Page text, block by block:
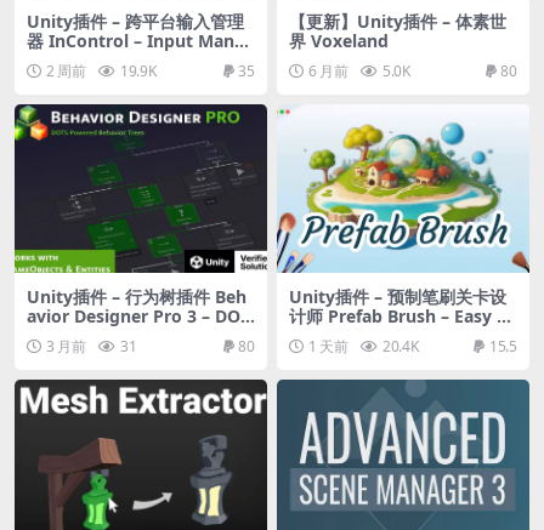
Unity插件 – 跨平台输入管理
器 InControl – Input Manag
er 2 周前 19.9K 35
【更新】Unity插件 – 体素世
界 Voxeland
6 月前 5.0K 80
Unity插件 – 行为树插件 Beh
avior Designer Pro 3 – DOT
S Powered Behavior Trees
3 月前 31 80
Unity插件 – 预制笔刷关卡设
计师 Prefab Brush – Easy O
bject Placement Tool Level
Designer
1 天前 20.4K 15.5